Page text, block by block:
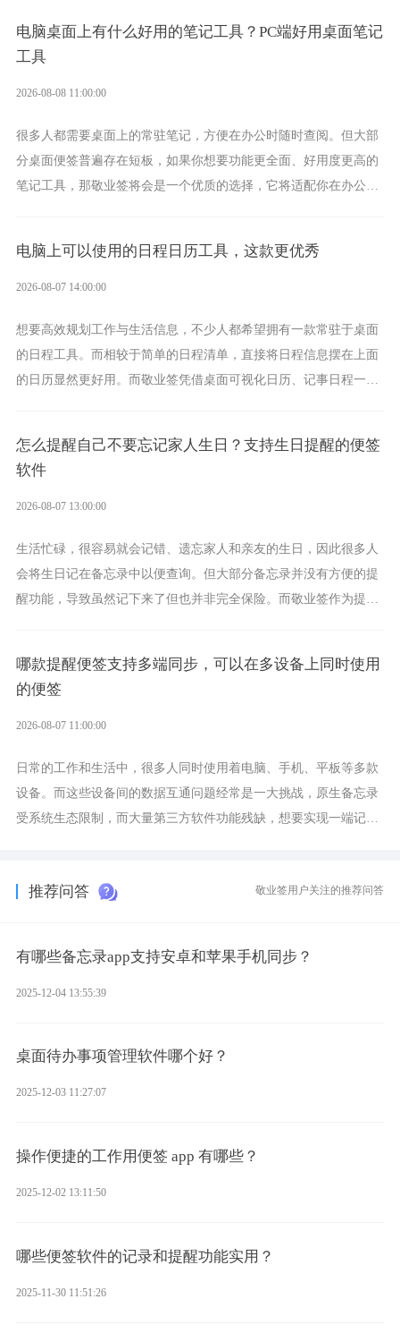
电脑桌面上有什么好用的笔记工具？PC端好用桌面笔记
工具
2026-08-08 11:00:00
很多人都需要桌面上的常驻笔记，方便在办公时随时查阅。但大部
分桌面便签普遍存在短板，如果你想要功能更全面、好用度更高的
笔记工具，那敬业签将会是一个优质的选择，它将适配你在办公、
电脑上可以使用的日程日历工具，这款更优秀
2026-08-07 14:00:00
想要高效规划工作与生活信息，不少人都希望拥有一款常驻于桌面
的日程工具。而相较于简单的日程清单，直接将日程信息摆在上面
的日历显然更好用。而敬业签凭借桌面可视化日历、记事日程一体
怎么提醒自己不要忘记家人生日？支持生日提醒的便签
软件
2026-08-07 13:00:00
生活忙碌，很容易就会记错、遗忘家人和亲友的生日，因此很多人
会将生日记在备忘录中以便查询。但大部分备忘录并没有方便的提
醒功能，导致虽然记下来了但也并非完全保险。而敬业签作为提醒
哪款提醒便签支持多端同步，可以在多设备上同时使用
的便签
2026-08-07 11:00:00
日常的工作和生活中，很多人同时使用着电脑、手机、平板等多款
设备。而这些设备间的数据互通问题经常是一大挑战，原生备忘录
受系统生态限制，而大量第三方软件功能残缺，想要实现一端记
推荐问答 敬业签用户关注的推荐问答
有哪些备忘录app支持安卓和苹果手机同步？
2025-12-04 13:55:39
桌面待办事项管理软件哪个好？
2025-12-03 11:27:07
操作便捷的工作用便签 app 有哪些？
2025-12-02 13:11:50
哪些便签软件的记录和提醒功能实用？
2025-11-30 11:51:26